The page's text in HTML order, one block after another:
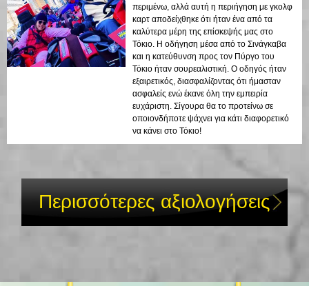
περιμένω, αλλά αυτή η περιήγηση με γκολφ
καρτ αποδείχθηκε ότι ήταν ένα από τα
καλύτερα μέρη της επίσκεψής μας στο
Τόκιο. Η οδήγηση μέσα από το Σινάγκαβα
και η κατεύθυνση προς τον Πύργο του
Τόκιο ήταν σουρεαλιστική. Ο οδηγός ήταν
εξαιρετικός, διασφαλίζοντας ότι ήμασταν
ασφαλείς ενώ έκανε όλη την εμπειρία
ευχάριστη. Σίγουρα θα το προτείνω σε
οποιονδήποτε ψάχνει για κάτι διαφορετικό
να κάνει στο Τόκιο!
Περισσότερες αξιολογήσεις